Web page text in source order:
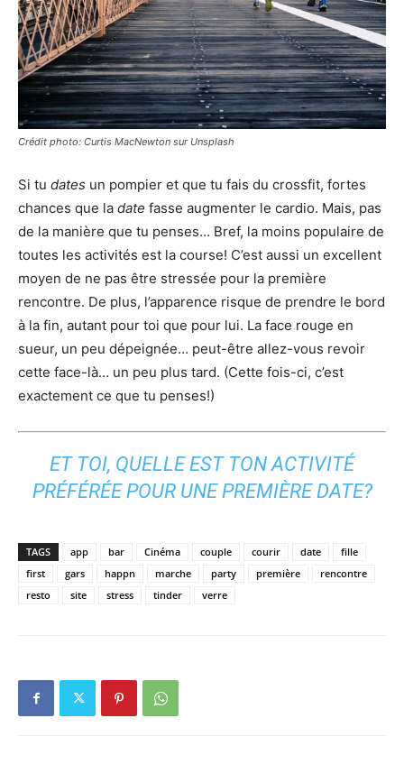
Crédit photo: Curtis MacNewton sur Unsplash
Si tu dates un pompier et que tu fais du crossfit, fortes
chances que la date fasse augmenter le cardio. Mais, pas
de la manière que tu penses… Bref, la moins populaire de
toutes les activités est la course! C’est aussi un excellent
moyen de ne pas être stressée pour la première
rencontre. De plus, l’apparence risque de prendre le bord
à la fin, autant pour toi que pour lui. La face rouge en
sueur, un peu dépeignée… peut-être allez-vous revoir
cette face-là… un peu plus tard. (Cette fois-ci, c’est
exactement ce que tu penses!)
ET TOI, QUELLE EST TON ACTIVITÉ
PRÉFÉRÉE POUR UNE PREMIÈRE DATE?
TAGS app bar Cinéma couple courir date
fille
first
gars happn marche party première
rencontre
resto
site stress tinder verre